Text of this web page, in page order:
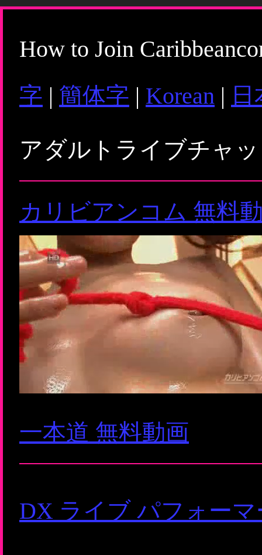
How to Join
字 | 簡体字 | Korean |
アダルトライブチャ
カリビアンコム 無料
一本道 無料動画
DX ライブ パフォー